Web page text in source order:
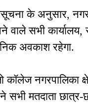
के अनुसार,
वाले सभी कार्यालय,
अवकाश रहेगा.
कॉलेज नगरपालिका
मतदाता छात्र-